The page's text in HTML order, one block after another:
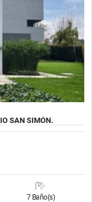
SAN SIMÓN.
7 Baño(s)